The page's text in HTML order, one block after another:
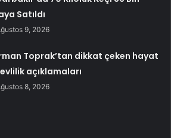
Satıldı
9, 2026
Toprak’tan dikkat çeken hayat
açıklamaları
8, 2026